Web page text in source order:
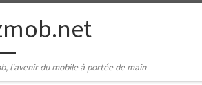
l'avenir du mobile à portée de main